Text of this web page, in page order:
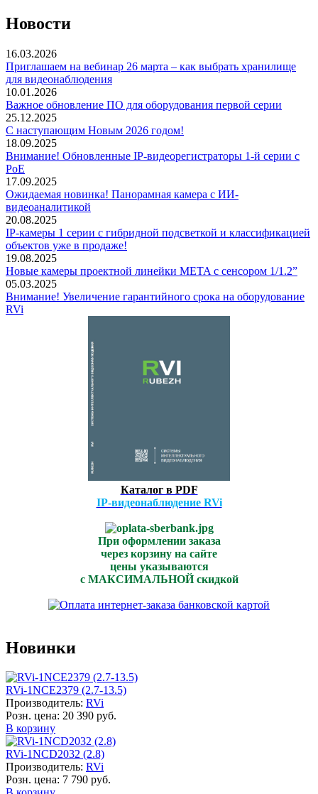
Новости
16.03.2026
Приглашаем на вебинар 26 марта – как выбрать хранилище
для видеонаблюдения
10.01.2026
Важное обновление ПО для оборудования первой серии
25.12.2025
С наступающим Новым 2026 годом!
18.09.2025
Внимание! Обновленные IP-видеорегистраторы 1-й серии с
PoE
17.09.2025
Ожидаемая новинка! Панорамная камера с ИИ-
видеоаналитикой
20.08.2025
IP-камеры 1 серии с гибридной подсветкой и классификацией
объектов уже в продаже!
19.08.2025
Новые камеры проектной линейки META с сенсором 1/1.2”
05.03.2025
Внимание! Увеличение гарантийного срока на оборудование
RVi
Каталог в PDF
IP-видеонаблюдение RVi
При оформлении заказа
через корзину на сайте
цены указываются
с МАКСИМАЛЬНОЙ скидкой
Новинки
RVi-1NCE2379 (2.7-13.5)
Производитель: RVi
Розн. цена: 20 390 руб.
В корзину
RVi-1NCD2032 (2.8)
Производитель: RVi
Розн. цена: 7 790 руб.